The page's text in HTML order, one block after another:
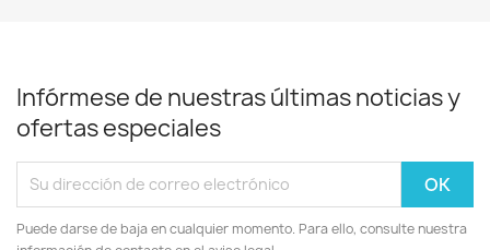
Infórmese de nuestras últimas noticias y
ofertas especiales
Puede darse de baja en cualquier momento. Para ello, consulte nuestra